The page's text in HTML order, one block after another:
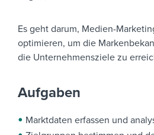
Es geht darum, Medien-
optimieren, um die
die Unternehmensziele zu
Aufgaben
Marktdaten erfassen und